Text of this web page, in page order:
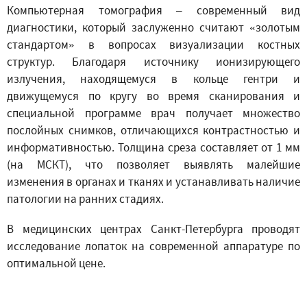
Компьютерная томография – современный вид
диагностики, который заслуженно считают «золотым
стандартом» в вопросах визуализации костных
структур. Благодаря источнику ионизирующего
излучения, находящемуся в кольце гентри и
движущемуся по кругу во время сканирования и
специальной программе врач получает множество
послойных снимков, отличающихся контрастностью и
информативностью. Толщина среза составляет от 1 мм
(на МСКТ), что позволяет выявлять малейшие
изменения в органах и тканях и устанавливать наличие
патологии на ранних стадиях.
В медицинских центрах Санкт-Петербурга проводят
исследование лопаток на современной аппаратуре по
оптимальной цене.